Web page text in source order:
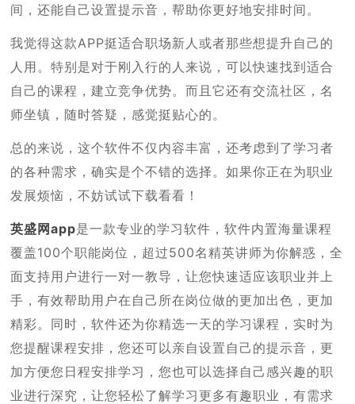
间，还能自己设置提示音，帮助你更好地安排时间。
我觉得这款APP挺适合职场新人或者那些想提升自己的
人用。特别是对于刚入行的人来说，可以快速找到适合
自己的课程，建立竞争优势。而且它还有交流社区，名
师坐镇，随时答疑，感觉挺贴心的。
总的来说，这个软件不仅内容丰富，还考虑到了学习者
的各种需求，确实是个不错的选择。如果你正在为职业
发展烦恼，不妨试试下载看看！
英盛网app是一款专业的学习软件，软件内置海量课程
覆盖100个职能岗位，超过500名精英讲师为你解惑，全
面支持用户进行一对一教导，让您快速适应该职业并上
手，有效帮助用户在自己所在岗位做的更加出色，更加
精彩。同时，软件还为你精选一天的学习课程，实时为
您提醒课程安排，您还可以亲自设置自己的提示音，更
加方便您日程安排学习，您也可以选择自己感兴趣的职
业进行深究，让您轻松了解学习更多有趣职业，有需求